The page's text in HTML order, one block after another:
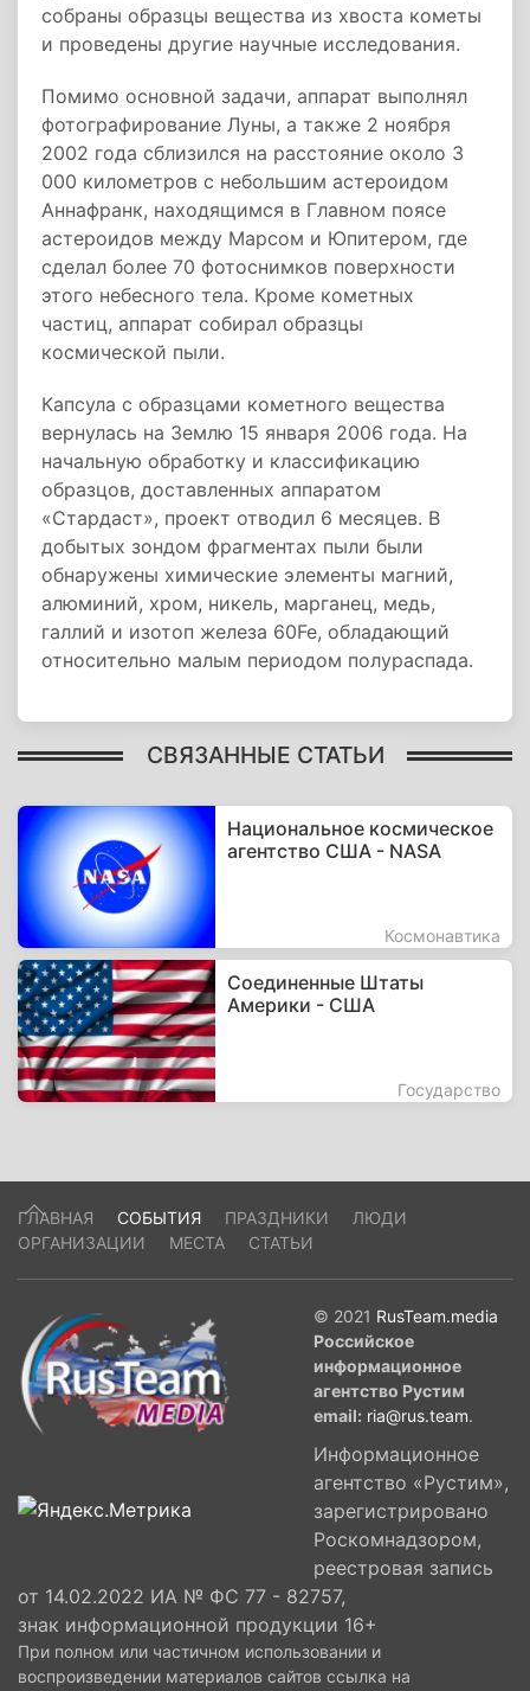
собраны образцы вещества из хвоста кометы
и проведены другие научные исследования.
Помимо основной задачи, аппарат выполнял
фотографирование Луны, а также 2 ноября
2002 года сблизился на расстояние около 3
000 километров с небольшим астероидом
Аннафранк, находящимся в Главном поясе
астероидов между Марсом и Юпитером, где
сделал более 70 фотоснимков поверхности
этого небесного тела. Кроме кометных
частиц, аппарат собирал образцы
космической пыли.
Капсула с образцами кометного вещества
вернулась на Землю 15 января 2006 года. На
начальную обработку и классификацию
образцов, доставленных аппаратом
«Стардаст», проект отводил 6 месяцев. В
добытых зондом фрагментах пыли были
обнаружены химические элементы магний,
алюминий, хром, никель, марганец, медь,
галлий и изотоп железа 60Fe, обладающий
относительно малым периодом полураспада.
СВЯЗАННЫЕ СТАТЬИ
Национальное космическое
агентство США - NASA
Космонавтика
Соединенные Штаты
Америки - США
Государство
ГЛАВНАЯ СОБЫТИЯ ПРАЗДНИКИ
ЛЮДИ
ОРГАНИЗАЦИИ
МЕСТА СТАТЬИ
© 2021 RusTeam.media
Российское
информационное
агентство Рустим
email: ria@rus.team.
Информационное
агентство «Рустим»,
зарегистрировано
Роскомнадзором,
реестровая запись
от 14.02.2022 ИА № ФС 77 - 82757,
знак информационной продукции 16+
При полном или частичном использовании и
воспроизведении материалов сайтов ссылка на